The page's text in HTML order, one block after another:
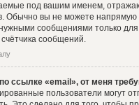
под вашим именем,
Обычно вы не можете напрямую
сообщениями только
сообщений.
ссылке «email», от меня
пользователи могут